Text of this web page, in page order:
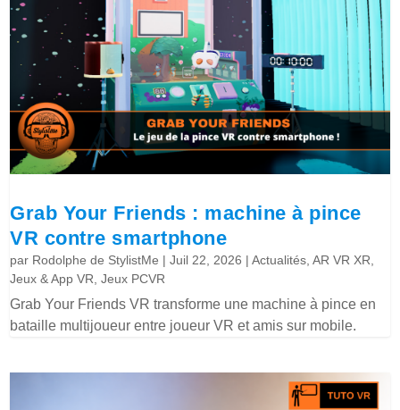
Grab Your Friends : machine à pince
VR contre smartphone
par Rodolphe de StylistMe |Juil 22, 2026 |Actualités ,AR VR XR
Jeux & App VR ,Jeux PCVR
Grab Your Friends VR transforme une machine à pince en
bataille multijoueur entre joueur VR et amis sur mobile.